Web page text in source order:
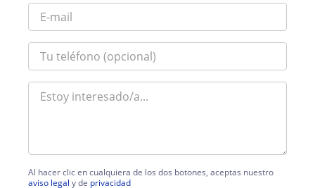
Al hacer clic en cualquiera de los dos botones, aceptas nuestro
aviso legal y de privacidad